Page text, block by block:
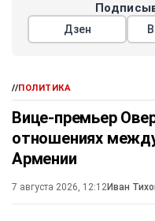
Дзен
//ПОЛИТИКА
Вице-премьер
отношениях
Армении
7 августа 2026, 12:12Иван